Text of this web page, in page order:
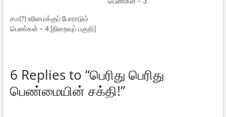
சம(?) உரிமைக்குப் போராடும்
பெண்கள் – 4 [நிறைவுப் பகுதி]
6 Replies to “பெரிது பெரிது
பெண்மையின் சக்தி!”